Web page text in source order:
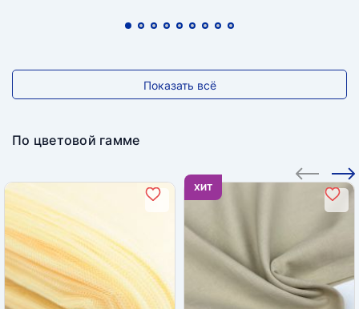
Показать всё
По цветовой гамме
ХИТ